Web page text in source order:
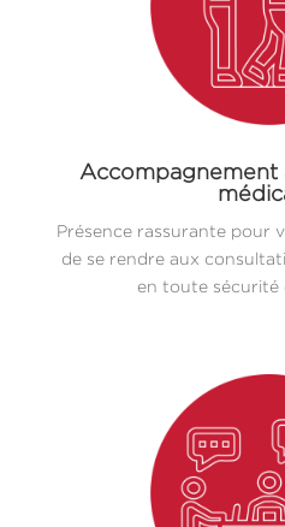
Accompagnement
Présence rassurante pour
de se rendre aux
en toute sécurité